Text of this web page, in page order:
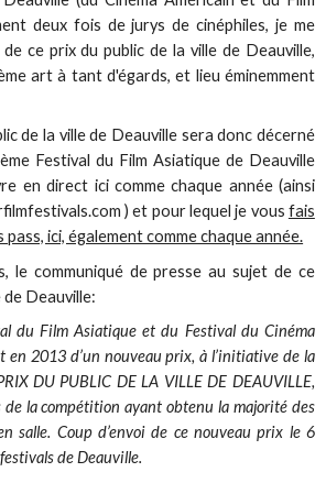
deux fois de jurys de cinéphiles, je me
ce prix du public de la ville de Deauville,
art à tant d'égards, et lieu éminemment
de la ville de Deauville sera donc décerné
Festival du Film Asiatique de Deauville
en direct ici comme chaque année (ainsi
) et pour lequel je vous fais
ici, également comme chaque année.
le communiqué de presse au sujet de ce
de Deauville:
du Film Asiatique et du Festival du Cinéma
en 2013 d’un nouveau prix, à l’initiative de la
DU PUBLIC DE LA VILLE DE DEAUVILLE,
de la compétition ayant obtenu la majorité des
salle. Coup d’envoi de ce nouveau prix le 6
de Deauville.